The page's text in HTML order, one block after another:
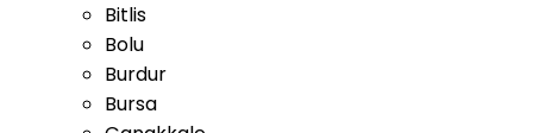
Bitlis
Bolu
Burdur
Bursa